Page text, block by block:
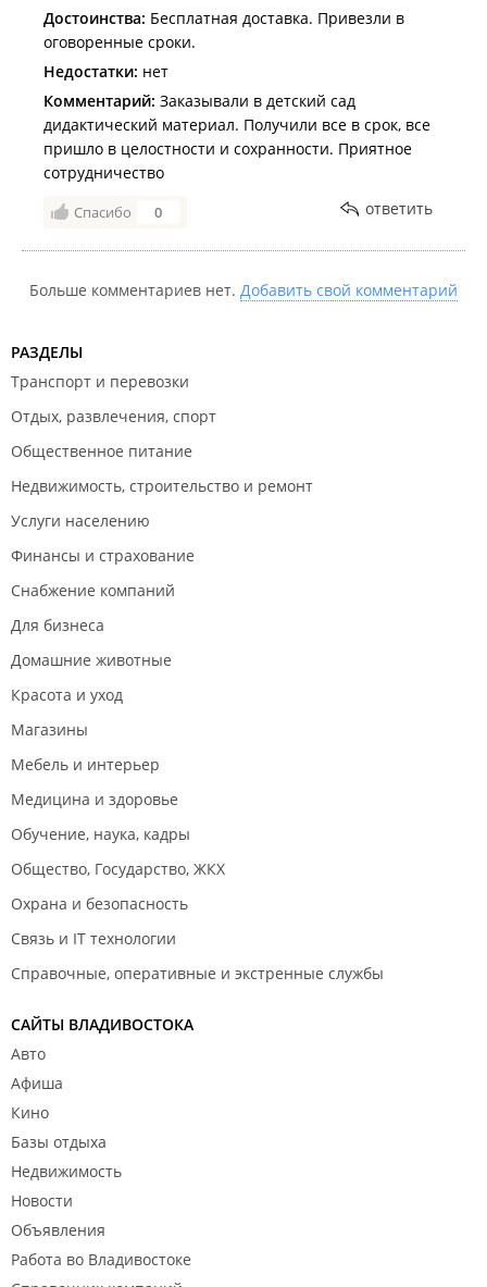
Достоинства: Бесплатная доставка. Привезли в
оговоренные сроки.
Недостатки: нет
Комментарий: Заказывали в детский сад
дидактический материал. Получили все в срок, все
пришло в целостности и сохранности. Приятное
сотрудничество
Спасибо 0 ответить
Больше комментариев нет. Добавить свой комментарий
РАЗДЕЛЫ
Транспорт и перевозки
Отдых, развлечения, спорт
Общественное питание
Недвижимость, строительство и ремонт
Услуги населению
Финансы и страхование
Снабжение компаний
Для бизнеса
Домашние животные
Красота и уход
Магазины
Мебель и интерьер
Медицина и здоровье
Обучение, наука, кадры
Общество, Государство, ЖКХ
Охрана и безопасность
Связь и IT технологии
Справочные, оперативные и экстренные службы
САЙТЫ ВЛАДИВОСТОКА
Авто
Афиша
Кино
Базы отдыха
Недвижимость
Новости
Объявления
Работа во Владивостоке